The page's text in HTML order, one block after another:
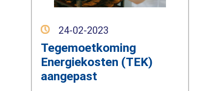
24-02-2023
Tegemoetkoming
Energiekosten (TEK)
aangepast